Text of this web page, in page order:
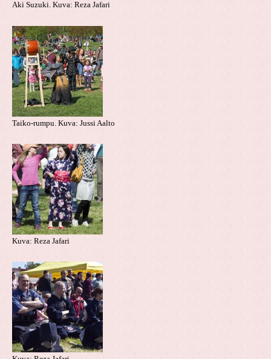
Aki Suzuki. Kuva: Reza Jafari
Taiko-rumpu. Kuva: Jussi Aalto
Kuva: Reza Jafari